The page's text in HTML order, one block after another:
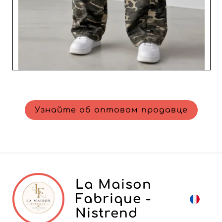
Узнайте об оптовом продавце
La Maison
Fabrique -
Nistrend